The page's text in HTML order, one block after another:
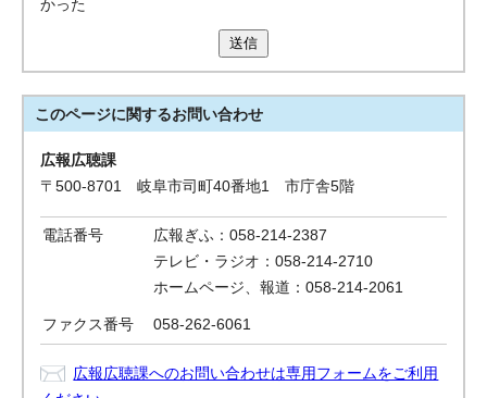
かった
送信
このページに関するお問い合わせ
広報広聴課
〒500-8701 岐阜市司町40番地1 市庁舎5階
電話番号
広報ぎふ：058-214-2387
テレビ・ラジオ：058-214-2710
ホームページ、報道：058-214-2061
ファクス番号 058-262-6061
広報広聴課へのお問い合わせは専用フォームをご利用